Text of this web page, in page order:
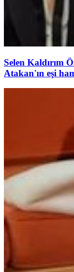
Selen Kaldırım
Atakan'ın eşi